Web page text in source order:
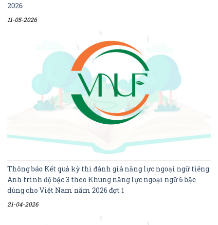
2026
11-05-2026
Thông báo Kết quả kỳ thi đánh giá năng lực ngoại ngữ tiếng
Anh trình độ bậc 3 theo Khung năng lực ngoại ngữ 6 bậc
dùng cho Việt Nam năm 2026 đợt 1
21-04-2026